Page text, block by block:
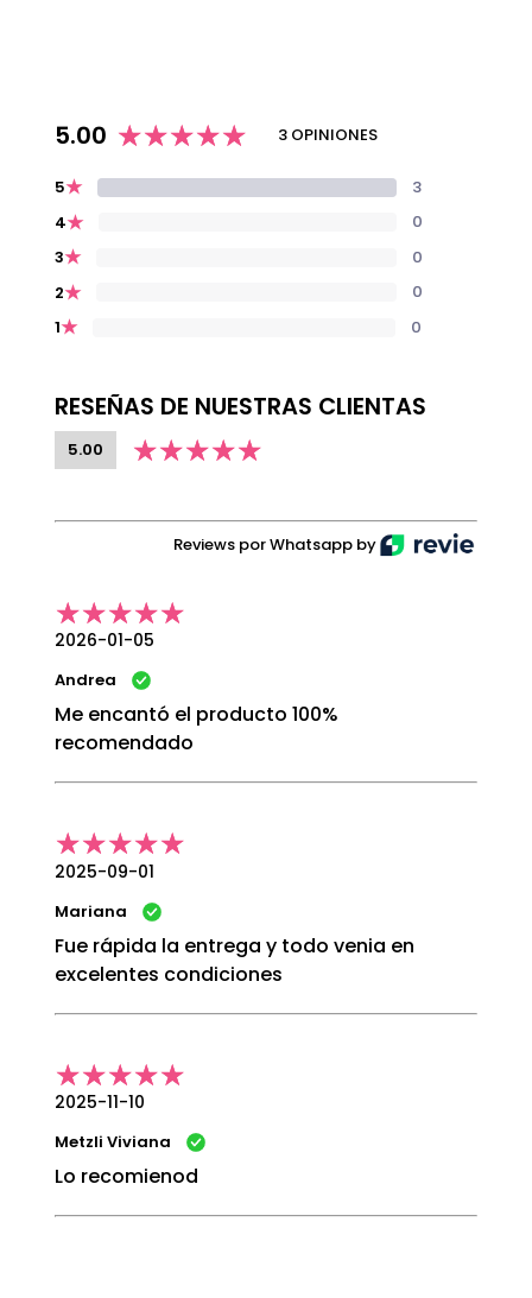
5.00 3 OPINIONES
5★
3
4★
0
3★
0
2★
0
1★ 0
RESEÑAS DE NUESTRAS CLIENTAS
5.00
Reviews por Whatsapp by
2026-01-05
Andrea
Me encantó el producto 100%
recomendado
2025-09-01
Mariana
Fue rápida la entrega y todo venia en
excelentes condiciones
2025-11-10
Metzli Viviana
Lo recomienod